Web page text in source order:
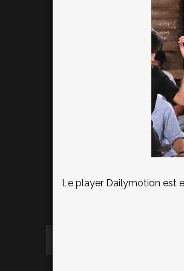
Le player Dailymotion est